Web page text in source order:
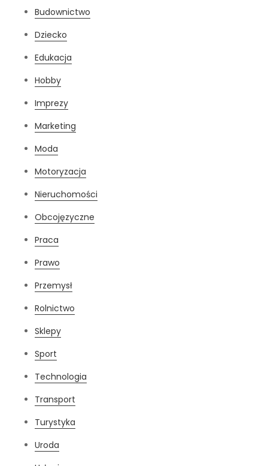
Budownictwo
Dziecko
Edukacja
Hobby
Imprezy
Marketing
Moda
Motoryzacja
Nieruchomości
Obcojęzyczne
Praca
Prawo
Przemysł
Rolnictwo
Sklepy
Sport
Technologia
Transport
Turystyka
Uroda